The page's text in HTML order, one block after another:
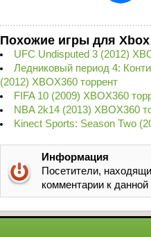
Похожие игры для Xbox
UFC Undisputed 3 (2012)
Ледниковый период 4:
(2012) XBOX360 торрент
FIFA 10 (2009) XBOX360
NBA 2k14 (2013) XBOX360
Kinect Sports: Season Two
Информация
Посетители,
комментарии к